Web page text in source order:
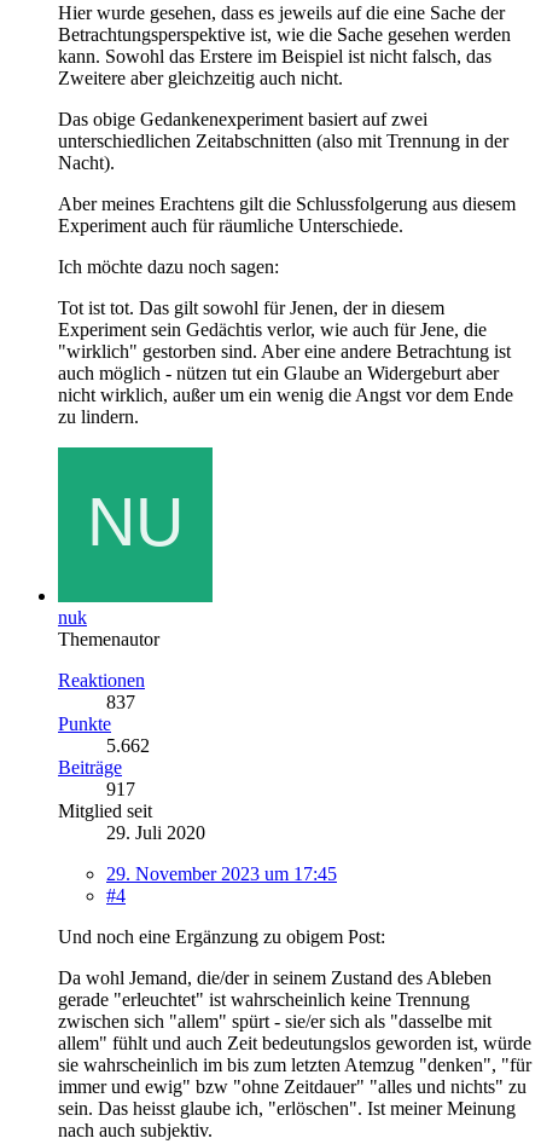
Hier wurde gesehen, dass es jeweils auf die eine Sache der
Betrachtungsperspektive ist, wie die Sache gesehen werden
kann. Sowohl das Erstere im Beispiel ist nicht falsch, das
Zweitere aber gleichzeitig auch nicht.
Das obige Gedankenexperiment basiert auf zwei
unterschiedlichen Zeitabschnitten (also mit Trennung in der
Nacht).
Aber meines Erachtens gilt die Schlussfolgerung aus diesem
Experiment auch für räumliche Unterschiede.
Ich möchte dazu noch sagen:
Tot ist tot. Das gilt sowohl für Jenen, der in diesem
Experiment sein Gedächtis verlor, wie auch für Jene, die
"wirklich" gestorben sind. Aber eine andere Betrachtung ist
auch möglich - nützen tut ein Glaube an Widergeburt aber
nicht wirklich, außer um ein wenig die Angst vor dem Ende
zu lindern.
nuk
Themenautor
Reaktionen
837
Punkte
5.662
Beiträge
917
Mitglied seit
29. Juli 2020
29. November 2023 um 17:45
#4
Und noch eine Ergänzung zu obigem Post:
Da wohl Jemand, die/der in seinem Zustand des Ableben
gerade "erleuchtet" ist wahrscheinlich keine Trennung
zwischen sich "allem" spürt - sie/er sich als "dasselbe mit
allem" fühlt und auch Zeit bedeutungslos geworden ist, würde
sie wahrscheinlich im bis zum letzten Atemzug "denken", "für
immer und ewig" bzw "ohne Zeitdauer" "alles und nichts" zu
sein. Das heisst glaube ich, "erlöschen". Ist meiner Meinung
nach auch subjektiv.